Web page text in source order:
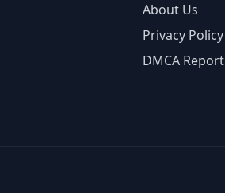
About Us
Privacy Policy
DMCA Report